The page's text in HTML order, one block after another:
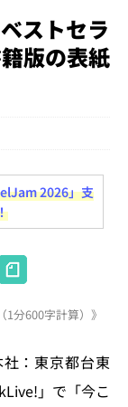
ストセラ
版の表紙
2026」支
at分600字計算）》
：東京都台東
」で「今こ